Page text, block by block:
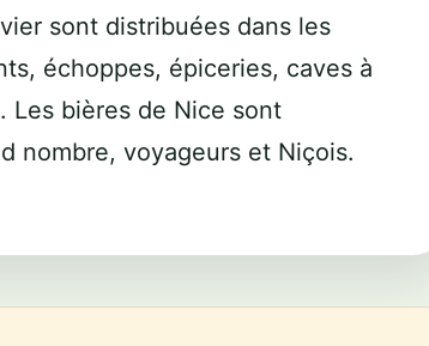
sont distribuées dans les
échoppes, épiceries, caves à
Les bières de Nice sont
nombre, voyageurs et Niçois.